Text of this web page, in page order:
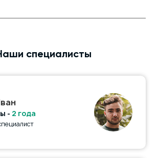
специалисты
- 2 года